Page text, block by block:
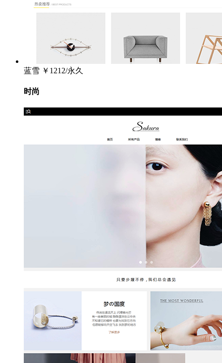
蓝雪 ￥1212/永久
时尚